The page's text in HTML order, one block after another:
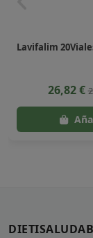
Lavifalim
26,82 €